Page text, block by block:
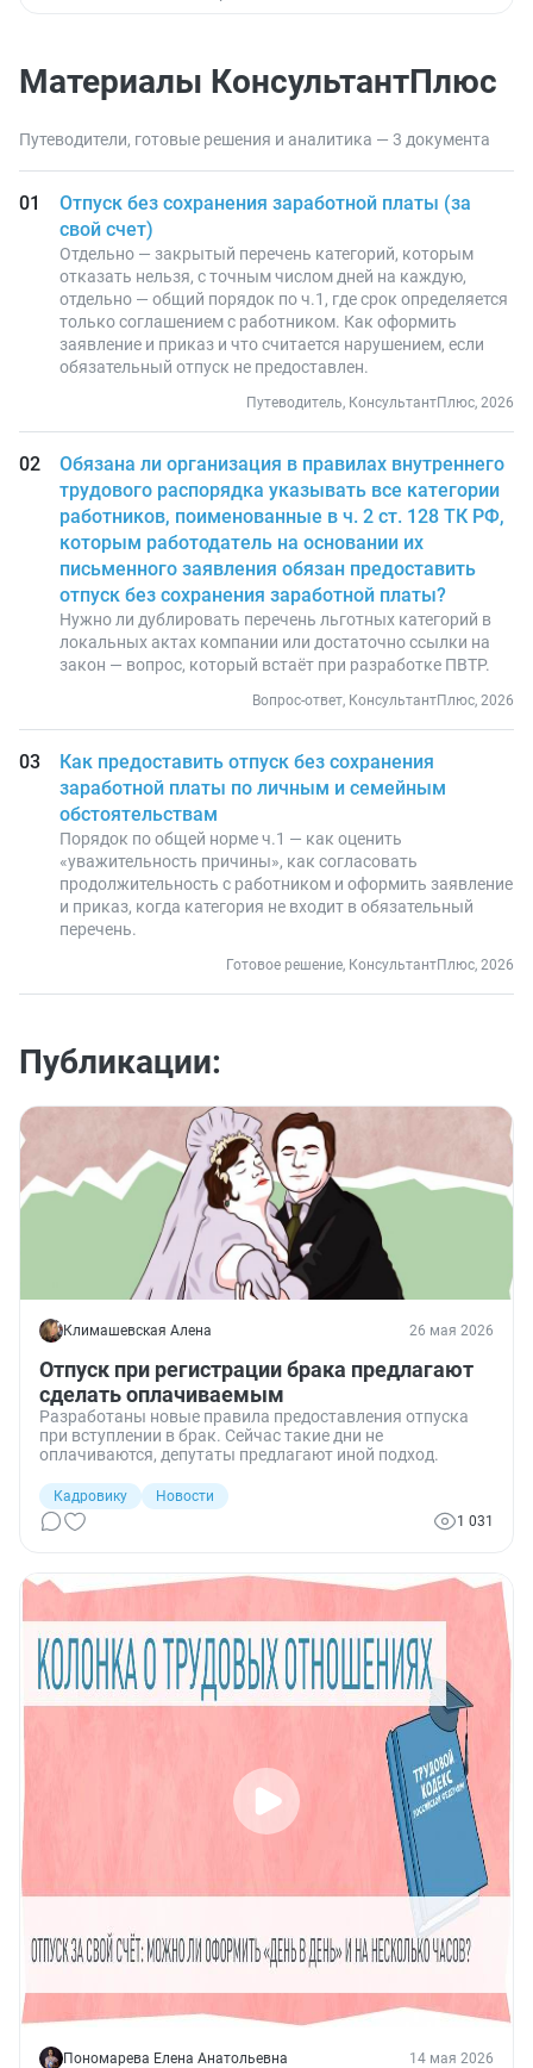
Материалы КонсультантПлюс
Путеводители, готовые решения и аналитика — 3 документа
Отпуск без сохранения заработной платы (за
свой счет)
Отдельно — закрытый перечень категорий, которым
отказать нельзя, с точным числом дней на каждую,
отдельно — общий порядок по ч.1, где срок определяется
только соглашением с работником. Как оформить
заявление и приказ и что считается нарушением, если
обязательный отпуск не предоставлен.
Путеводитель, КонсультантПлюс, 2026
Обязана ли организация в правилах внутреннего
трудового распорядка указывать все категории
работников, поименованные в ч. 2 ст. 128 ТК РФ,
которым работодатель на основании их
письменного заявления обязан предоставить
отпуск без сохранения заработной платы?
Нужно ли дублировать перечень льготных категорий в
локальных актах компании или достаточно ссылки на
закон — вопрос, который встаёт при разработке ПВТР.
Вопрос-ответ, КонсультантПлюс, 2026
Как предоставить отпуск без сохранения
заработной платы по личным и семейным
обстоятельствам
Порядок по общей норме ч.1 — как оценить
«уважительность причины», как согласовать
продолжительность с работником и оформить заявление
и приказ, когда категория не входит в обязательный
перечень.
Готовое решение, КонсультантПлюс, 2026
Публикации:
Климашевская Алена 26 мая 2026
Отпуск при регистрации брака предлагают
сделать оплачиваемым
Разработаны новые правила предоставления отпуска
при вступлении в брак. Сейчас такие дни не
оплачиваются, депутаты предлагают иной подход.
Кадровику
Новости
1 031
Пономарева Елена Анатольевна 14 мая 2026